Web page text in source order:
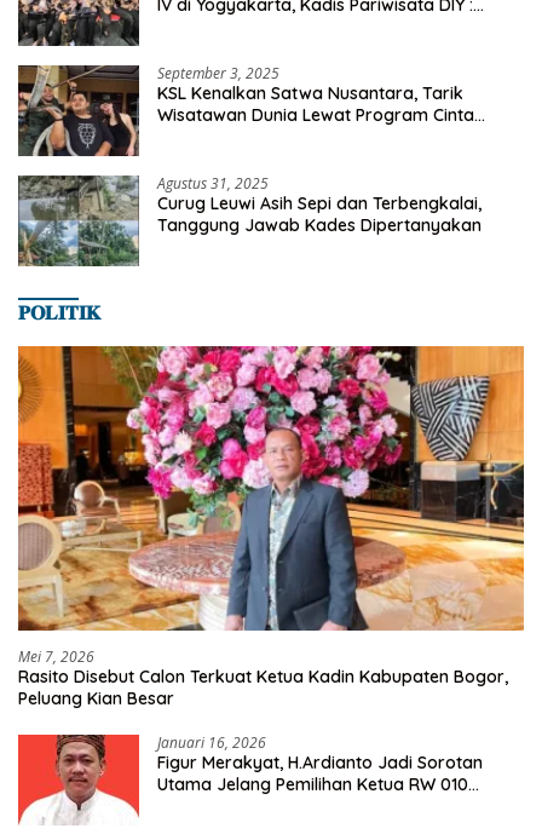
IV di Yogyakarta, Kadis Pariwisata DIY :
September 3, 2025
KSL Kenalkan Satwa Nusantara, Tarik
Wisatawan Dunia Lewat Program Cinta
Agustus 31, 2025
Curug Leuwi Asih Sepi dan Terbengkalai,
Tanggung Jawab Kades Dipertanyakan
𝐏𝐎𝐋𝐈𝐓𝐈𝐊
Mei 7, 2026
Rasito Disebut Calon Terkuat Ketua Kadin Kabupaten Bogor,
Peluang Kian Besar
Januari 16, 2026
Figur Merakyat, H.Ardianto Jadi Sorotan
Utama Jelang Pemilihan Ketua RW 010